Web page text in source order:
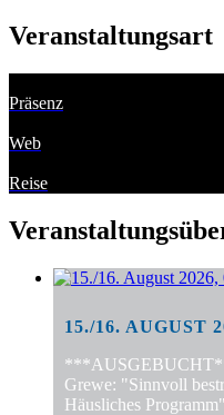
Veranstaltungsart
Präsenz
Web
Reise
15./16. AUGUST
Grewe: "Sinnvoll
Häusliches Programm"